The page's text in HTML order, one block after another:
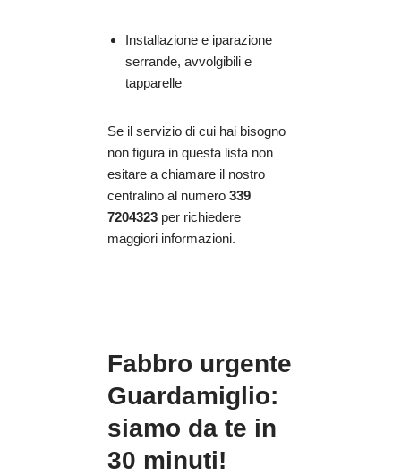
Installazione e iparazione
serrande, avvolgibili e
tapparelle
Se il servizio di cui hai bisogno
non figura in questa lista non
esitare a chiamare il nostro
centralino al numero 339
7204323 per richiedere
maggiori informazioni.
Fabbro urgente
Guardamiglio:
siamo da te in
30 minuti!